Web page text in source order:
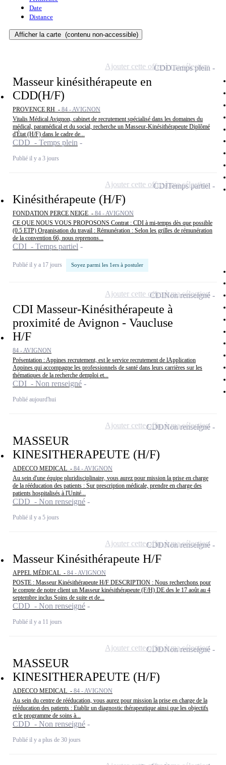
Date
Distance
Afficher la carte (contenu non-accessible)
Masseur kinésithérapeute en
CDD(H/F)
PROVENCE RH - 84 - AVIGNON
Vitalis Médical Avignon, cabinet de recrutement spécialisé dans les domaines du
médical, paramédical et du social, recherche un Masseur-Kinésithérapeute Diplômé
d'État (H/F) dans le cadre de...
CDD - Temps plein
Publié il y a 3 jours
CDDTemps plein
Ajouter cette offre à ma sélection
Kinésithérapeute (H/F)
FONDATION PERCE NEIGE - 84 - AVIGNON
CE QUE NOUS VOUS PROPOSONS Contrat : CDI à mi-temps dès que possible
(0.5 ETP) Organisation du travail : Rémunération : Selon les grilles de rémunération
de la convention 66, nous reprenons...
CDI - Temps partiel
Publié il y a 17 jours Soyez parmi les 1ers à postuler
CDITemps partiel
Ajouter cette offre à ma sélection
CDI Masseur-Kinésithérapeute à
proximité de Avignon - Vaucluse
H/F
84 - AVIGNON
Présentation : Appines recrutement, est le service recrutement de lApplication
Appines qui accompagne les professionnels de santé dans leurs carrières sur les
thématiques de la recherche demploi et...
CDI - Non renseigné
Publié aujourd'hui
CDINon renseigné
Ajouter cette offre à ma sélection
MASSEUR
KINESITHERAPEUTE (H/F)
ADECCO MEDICAL - 84 - AVIGNON
Au sein d'une équipe pluridisciplinaire, vous aurez pour mission la prise en charge
de la rééducation des patients : Sur prescription médicale, prendre en charge des
patients hospitalisés à l'Unité...
CDD - Non renseigné
Publié il y a 5 jours
CDDNon renseigné
Ajouter cette offre à ma sélection
Masseur Kinésithérapeute H/F
APPEL MÉDICAL - 84 - AVIGNON
POSTE : Masseur Kinésithérapeute H/F DESCRIPTION : Nous recherchons pour
le compte de notre client un Masseur kinésithérapeute (F/H) DE des le 17 août au 4
septembre inclus Soins de suite et de...
CDD - Non renseigné
Publié il y a 11 jours
CDDNon renseigné
Ajouter cette offre à ma sélection
MASSEUR
KINESITHERAPEUTE (H/F)
ADECCO MEDICAL - 84 - AVIGNON
Au sein du centre de rééducation, vous aurez pour mission la prise en charge de la
rééducation des patients : Etablir un diagnostic thérapeutique ainsi que les objectifs
et le programme de soins à...
CDD - Non renseigné
Publié il y a plus de 30 jours
CDDNon renseigné
Ajouter cette offre à ma sélection